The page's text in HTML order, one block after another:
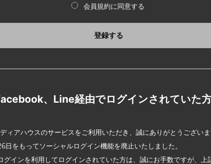
会員規約に同意する
登録する
、Line経由でログインされていた
ィアハウスのサービスをご利用いただき、誠にありがとうございま
日をもってソーシャルログイン機能を廃止いたしました。
グインを利用してログインされていた方は、誠にお手数ですが、上